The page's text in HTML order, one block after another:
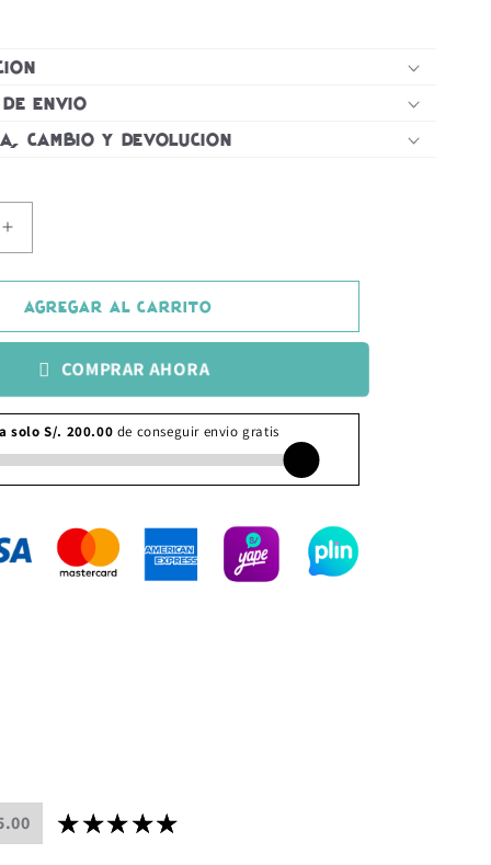
Envió
Cambio y Devolución
Aumentar
cantidad
para
Set
de
para
Trekking
PRO
(Par)
-
Black
Agregar al carrito
COMPRAR AHORA